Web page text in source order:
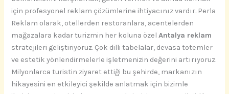
için profesyonel reklam çözümlerine ihtiyacınız vardır. Perla
Reklam olarak, otellerden restoranlara, acentelerden
mağazalara kadar turizmin her koluna özelAntalya reklam
stratejileri geliştiriyoruz. Çok dilli tabelalar, devasa totemler
ve estetik yönlendirmelerle işletmenizin değerini artırıyoruz.
Milyonlarca turistin ziyaret ettiği bu şehirde, markanızın
hikayesini en etkileyici şekilde anlatmak için bizimle